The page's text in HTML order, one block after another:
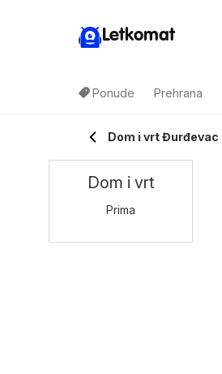
Letkomat
Ponude Prehrana
Dom i vrt Đurđevac
Dom i vrt
Prima